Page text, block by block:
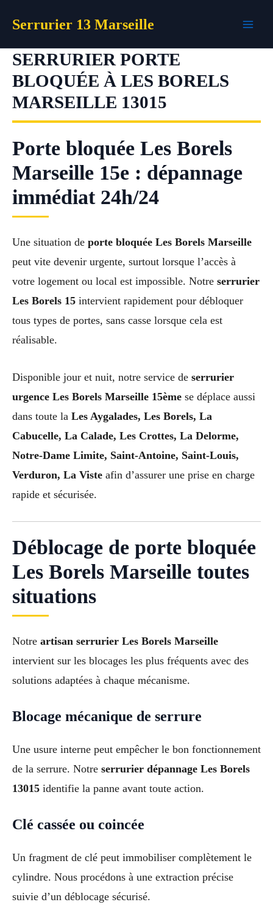
Serrurier 13 Marseille
SERRURIER PORTE
BLOQUÉE À LES BORELS
MARSEILLE 13015
Porte bloquée Les Borels
Marseille 15e : dépannage
immédiat 24h/24
Une situation de porte bloquée Les Borels Marseille
peut vite devenir urgente, surtout lorsque l’accès à
votre logement ou local est impossible. Notre serrurier
Les Borels 15 intervient rapidement pour débloquer
tous types de portes, sans casse lorsque cela est
réalisable.
Disponible jour et nuit, notre service de serrurier
urgence Les Borels Marseille 15ème se déplace aussi
dans toute la Les Aygalades, Les Borels, La
Cabucelle, La Calade, Les Crottes, La Delorme,
Notre-Dame Limite, Saint-Antoine, Saint-Louis,
Verduron, La Viste afin d’assurer une prise en charge
rapide et sécurisée.
Déblocage de porte bloquée
Les Borels Marseille toutes
situations
Notre artisan serrurier Les Borels Marseille
intervient sur les blocages les plus fréquents avec des
solutions adaptées à chaque mécanisme.
Blocage mécanique de serrure
Une usure interne peut empêcher le bon fonctionnement
de la serrure. Notre serrurier dépannage Les Borels
13015 identifie la panne avant toute action.
Clé cassée ou coincée
Un fragment de clé peut immobiliser complètement le
cylindre. Nous procédons à une extraction précise
suivie d’un déblocage sécurisé.